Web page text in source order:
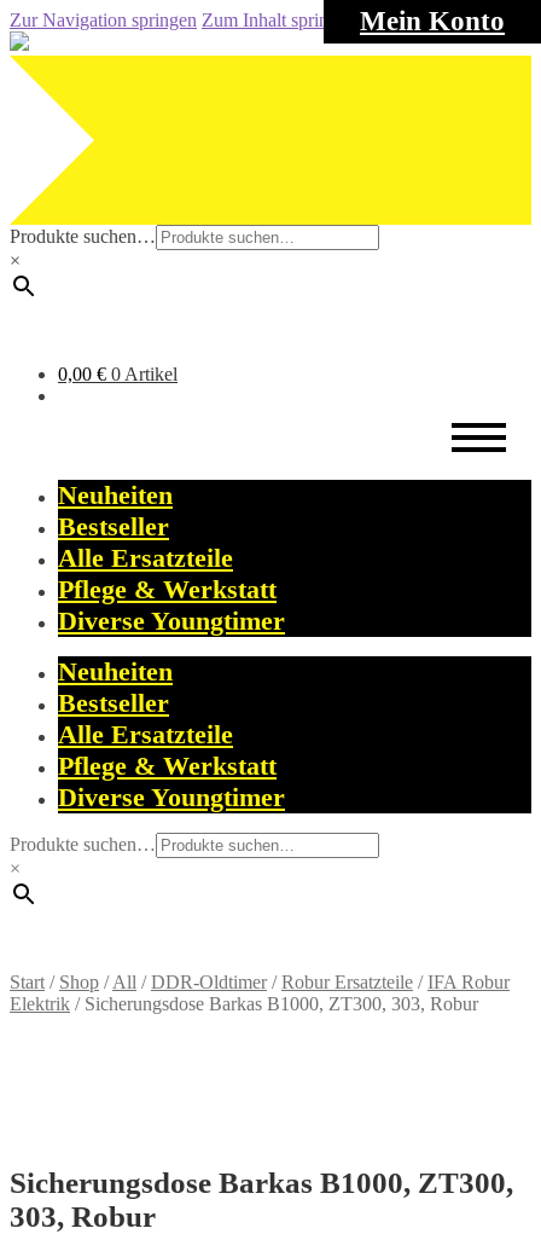
Mein Konto
Zur Navigation springen Zum Inhalt springen
Produkte suchen…
×
0,00 € 0 Artikel
Neuheiten
Bestseller
Alle Ersatzteile
Pflege & Werkstatt
Diverse Youngtimer
Neuheiten
Bestseller
Alle Ersatzteile
Pflege & Werkstatt
Diverse Youngtimer
Produkte suchen…
×
Start / Shop /All /DDR-Oldtimer/Robur Ersatzteile /IFA Robur
Elektrik / Sicherungsdose Barkas B1000, ZT300, 303, Robur
Sicherungsdose Barkas B1000, ZT300,
303, Robur